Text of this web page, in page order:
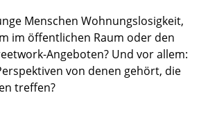
Menschen Wohnungslosigkeit,
im öffentlichen Raum oder den
Angeboten? Und vor allem:
von denen gehört, die
treffen?